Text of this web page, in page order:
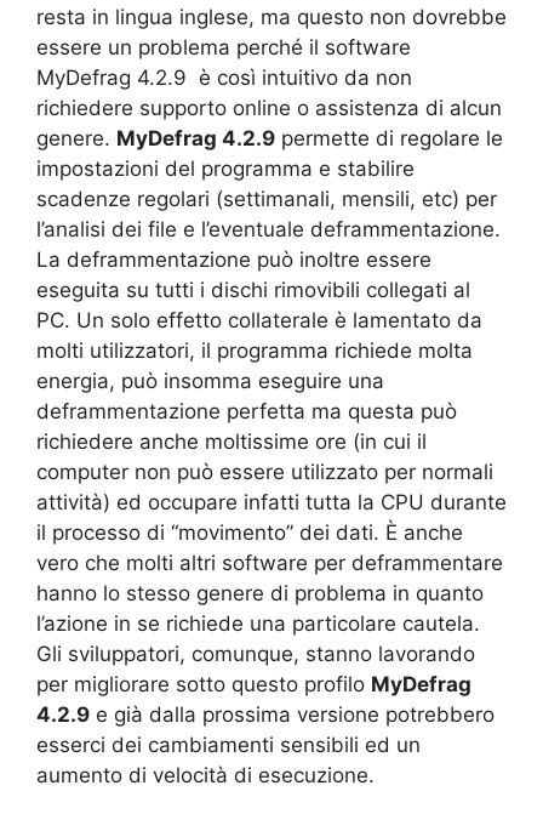
resta in lingua inglese, ma questo non dovrebbe
essere un problema perché il software
MyDefrag 4.2.9 è così intuitivo da non
richiedere supporto online o assistenza di alcun
genere. MyDefrag 4.2.9 permette di regolare le
impostazioni del programma e stabilire
scadenze regolari (settimanali, mensili, etc) per
l’analisi dei file e l’eventuale deframmentazione.
La deframmentazione può inoltre essere
eseguita su tutti i dischi rimovibili collegati al
PC. Un solo effetto collaterale è lamentato da
molti utilizzatori, il programma richiede molta
energia, può insomma eseguire una
deframmentazione perfetta ma questa può
richiedere anche moltissime ore (in cui il
computer non può essere utilizzato per normali
attività) ed occupare infatti tutta la CPU durante
il processo di “movimento” dei dati. È anche
vero che molti altri software per deframmentare
hanno lo stesso genere di problema in quanto
l’azione in se richiede una particolare cautela.
Gli sviluppatori, comunque, stanno lavorando
per migliorare sotto questo profilo MyDefrag
4.2.9 e già dalla prossima versione potrebbero
esserci dei cambiamenti sensibili ed un
aumento di velocità di esecuzione.